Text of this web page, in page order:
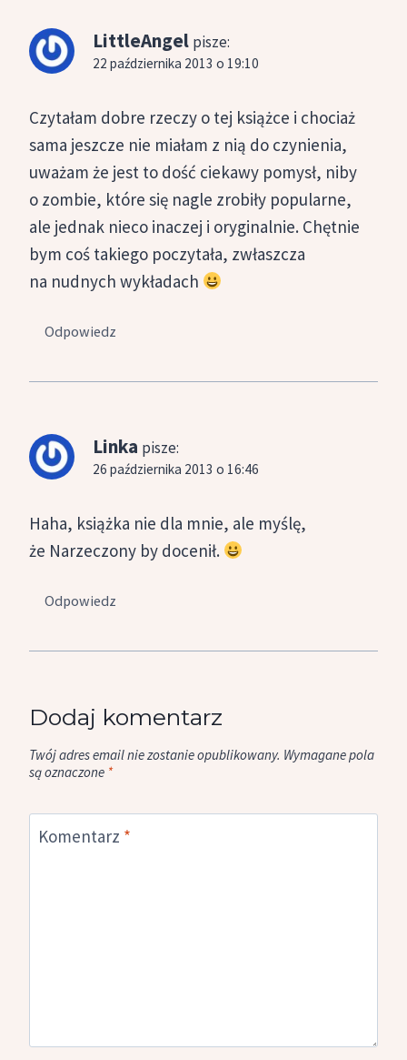
LittleAngel pisze:
22 października 2013 o 19:10
Czytałam dobre rzeczy o tej książce i chociaż
sama jeszcze nie miałam z nią do czynienia,
uważam że jest to dość ciekawy pomysł, niby
o zombie, które się nagle zrobiły popularne,
ale jednak nieco inaczej i oryginalnie. Chętnie
bym coś takiego poczytała, zwłaszcza
na nudnych wykładach
Odpowiedz
Linka pisze:
26 października 2013 o 16:46
Haha, książka nie dla mnie, ale myślę,
że Narzeczony by docenił.
Odpowiedz
Dodaj komentarz
Twój adres email nie zostanie opublikowany. Wymagane pola
są oznaczone *
Komentarz *